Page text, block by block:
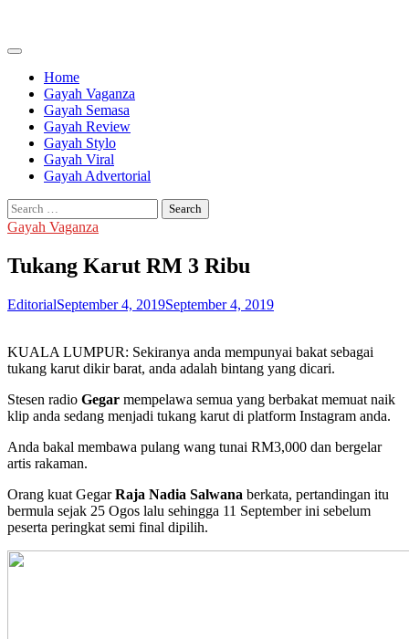
content
Home
Gayah Vaganza
Gayah Semasa
Gayah Review
Gayah Stylo
Gayah Viral
Gayah Advertorial
Search
for:
Gayah Vaganza
Tukang Karut RM 3 Ribu
EditorialSeptember 4, 2019September 4, 2019
KUALA LUMPUR: Sekiranya anda mempunyai bakat sebagai
tukang karut dikir barat, anda adalah bintang yang dicari.
Stesen radio Gegar mempelawa semua yang berbakat memuat naik
klip anda sedang menjadi tukang karut di platform Instagram anda.
Anda bakal membawa pulang wang tunai RM3,000 dan bergelar
artis rakaman.
Orang kuat GegarRaja Nadia Salwana berkata, pertandingan itu
bermula sejak 25 Ogos lalu sehingga 11 September ini sebelum
peserta peringkat semi final dipilih.